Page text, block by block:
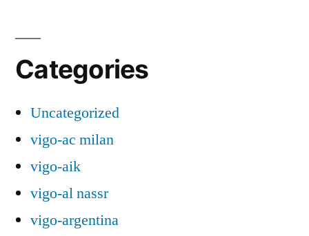
Categories
Uncategorized
vigo-ac milan
vigo-aik
vigo-al nassr
vigo-argentina